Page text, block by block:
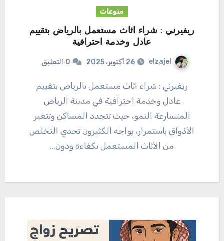
منوعات
ريفيرني : شراء اثاث مستعمل بالرياض بتقييم
عادل وخدمة احترافية
elzajel 26 أكتوبر، 2025 0 التعليق
ريفيرني : شراء اثاث مستعمل بالرياض بتقييم
عادل وخدمة احترافية في مدينة الرياض
المتسارعة النمو، حيث تتجدد المساكن وتتغير
الأذواق باستمرار، يواجه الكثيرون تحدي التخلص
من الأثاث المستعمل بكفاءة ودون…